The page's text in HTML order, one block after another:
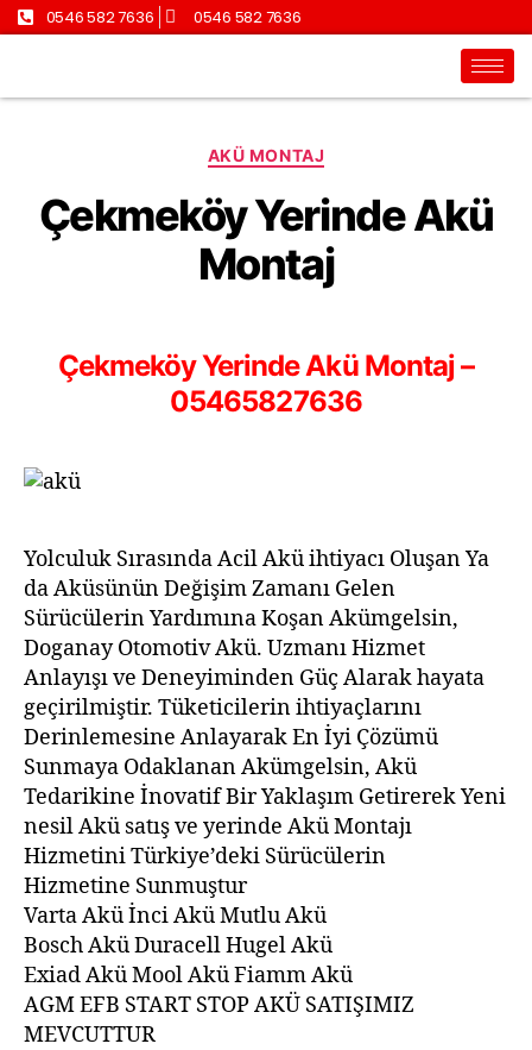
0546 582 7636 0546 582 7636
AKÜ MONTAJ
Çekmeköy Yerinde Akü
Montaj
Çekmeköy Yerinde Akü Montaj –
05465827636
Yolculuk Sırasında Acil Akü ihtiyacı Oluşan Ya
da Aküsünün Değişim Zamanı Gelen
Sürücülerin Yardımına Koşan Akümgelsin,
Doganay Otomotiv Akü. Uzmanı Hizmet
Anlayışı ve Deneyiminden Güç Alarak hayata
geçirilmiştir. Tüketicilerin ihtiyaçlarını
Derinlemesine Anlayarak En İyi Çözümü
Sunmaya Odaklanan Akümgelsin, Akü
Tedarikine İnovatif Bir Yaklaşım Getirerek Yeni
nesil Akü satış ve yerinde Akü Montajı
Hizmetini Türkiye’deki Sürücülerin
Hizmetine Sunmuştur
Varta Akü İnci Akü Mutlu Akü
Bosch Akü Duracell Hugel Akü
Exiad Akü Mool Akü Fiamm Akü
AGM EFB START STOP AKÜ SATIŞIMIZ
MEVCUTTUR